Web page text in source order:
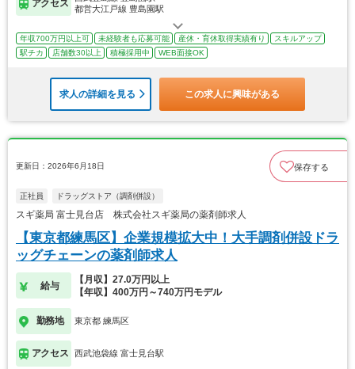
アクセス
都営大江戸線 豊島園駅
年収700万円以上可 未経験者も応募可能 産休・育休取得実績有り
スキルアップ
駅チカ
店舗数30以上 積極採用中 WEB面接OK
求人の詳細を見る この求人に興味がある
更新日：2026年6月18日 保存する
正社員 ドラッグストア（調剤併設）
スギ薬局 富士見台店 株式会社スギ薬局の薬剤師求人
【東京都練馬区】企業規模拡大中！大手調剤併設ドラ
ッグチェーンの薬剤師求人
給与
【月収】27.0万円以上
【年収】400万円～740万円モデル
勤務地 東京都 練馬区
アクセス 西武池袋線 富士見台駅